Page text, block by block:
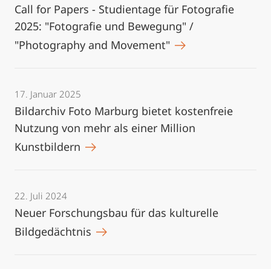
Call for Papers - Studientage für Fotografie
2025: "Fotografie und Bewegung" /
"Photography and Movement"
17. Januar 2025
Bildarchiv Foto Marburg bietet kostenfreie
Nutzung von mehr als einer Million
Kunstbildern
22. Juli 2024
Neuer Forschungsbau für das kulturelle
Bildgedächtnis